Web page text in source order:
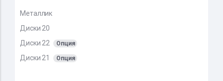
Металлик
Диски 20
Диски 22
Опция
Диски 21 Опция